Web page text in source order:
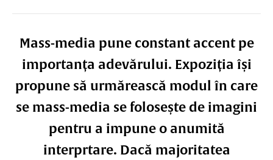
Mass-media pune constant accent pe
importanța adevărului. Expoziția își
propune să urmărească modul în care
se mass-media se folosește de imagini
pentru a impune o anumită
interprtare. Dacă majoritatea